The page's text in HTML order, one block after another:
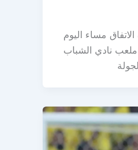
مساء اليوم
2025، على ملعب نادي الشباب